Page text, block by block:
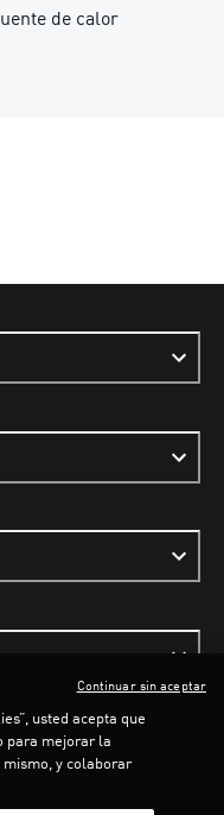
de calor
usted acepta que
para mejorar la
y colaborar
Continuar sin aceptar